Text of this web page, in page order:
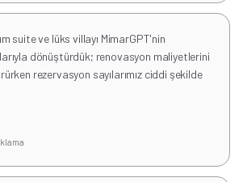
suite ve lüks villayı MimarGPT'nin
dönüştürdük; renovasyon maliyetlerini
rezervasyon sayılarımız ciddi şekilde